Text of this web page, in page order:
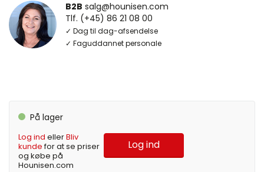
B2B salg@hounisen.com
Tlf. (+45) 86 21 08 00
✓ Dag til dag-afsendelse
✓ Faguddannet personale
På lager
Log ind ellerBliv
kundefor at se priser
og købe på
Hounisen.com
Log ind